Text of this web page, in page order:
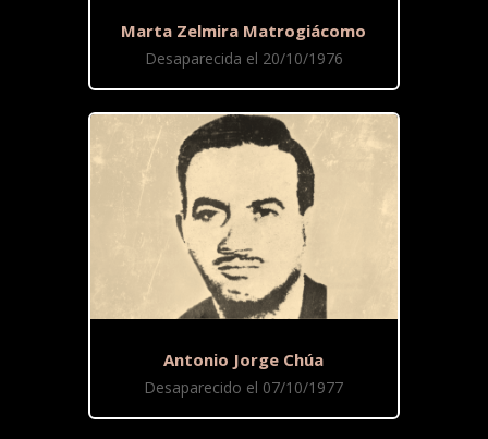
Marta Zelmira Matrogiácomo
Desaparecida el 20/10/1976
Antonio Jorge Chúa
Desaparecido el 07/10/1977